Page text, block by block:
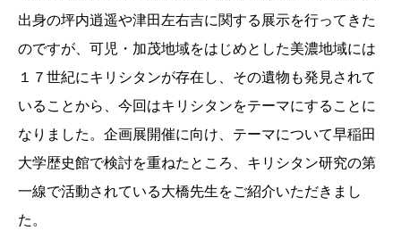
出身の坪内逍遥や津田左右吉に関する展示を行ってきた
のですが、可児・加茂地域をはじめとした美濃地域には
１７世紀にキリシタンが存在し、その遺物も発見されて
いることから、今回はキリシタンをテーマにすることに
なりました。企画展開催に向け、テーマについて早稲田
大学歴史館で検討を重ねたところ、キリシタン研究の第
一線で活動されている大橋先生をご紹介いただきまし
た。